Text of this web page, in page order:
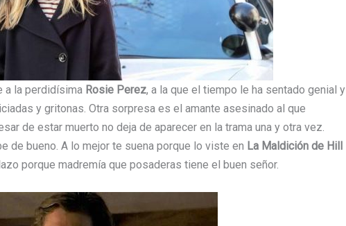
a la perdidísima Rosie Perez, a la que el tiempo le ha sentado genial y
y gritonas. Otra sorpresa es el amante asesinado al que
de estar muerto no deja de aparecer en la trama una y otra vez.
de bueno. A lo mejor te suena porque lo viste en La Maldición de Hill
porque madremía que posaderas tiene el buen señor.